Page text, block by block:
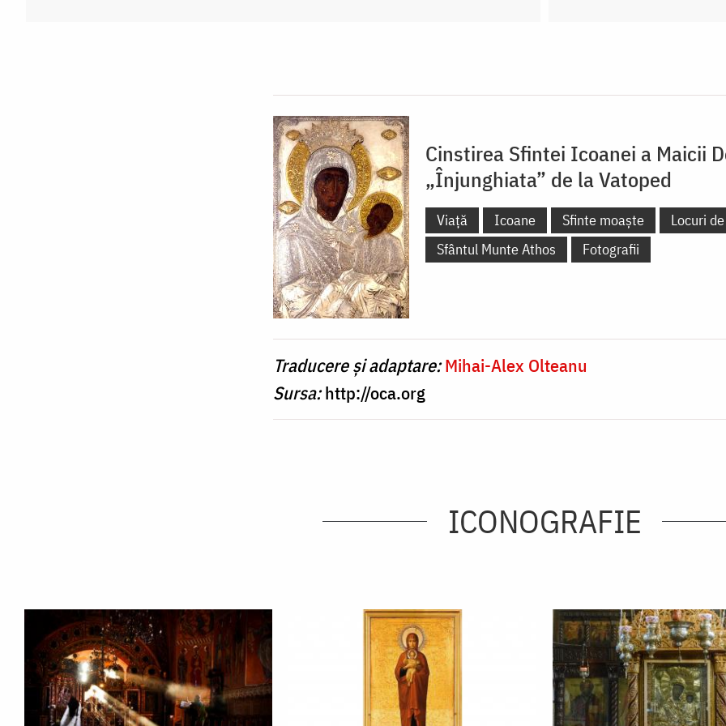
Cinstirea Sfintei Icoanei a Maicii
„Înjunghiata” de la Vatoped
Viață Icoane Sfinte moaște
Locuri
Sfântul Munte Athos
Fotografii
Traducere și adaptare:Mihai-Alex Olteanu
Sursa:http://oca.org
ICONOGRAFIE